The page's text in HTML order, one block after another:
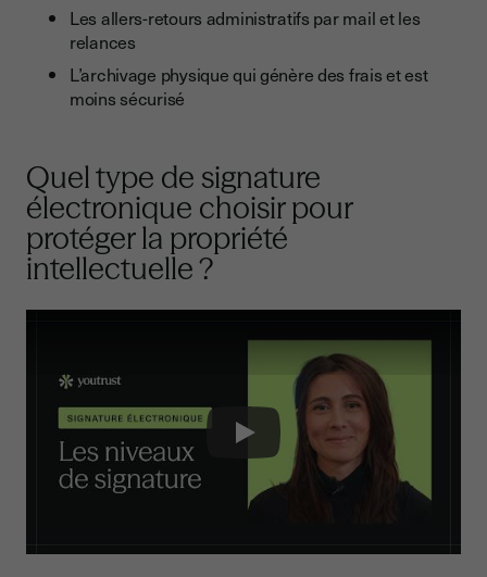
Les allers-retours administratifs par mail et les
relances
L’archivage physique qui génère des frais et est
moins sécurisé
Quel type de signature
électronique choisir pour
protéger la propriété
intellectuelle ?
Play